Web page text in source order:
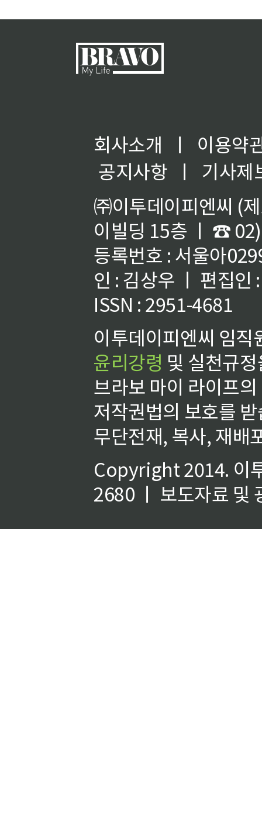
회사소개 ㅣ
이용약
공지사항
ㅣ
기사제
㈜이투데이피엔씨 (
이빌딩 15층 ㅣ ☎
등록번호 : 서울아
인 : 김상우 ㅣ 편집인
ISSN : 2951-4681
이투데이피엔씨 임
윤리강령 및 실천규
브라보 마이 라이프
저작권법의 보호를
무단전재, 복사, 재배
Copyright 2014. 이
2680 ㅣ 보도자료